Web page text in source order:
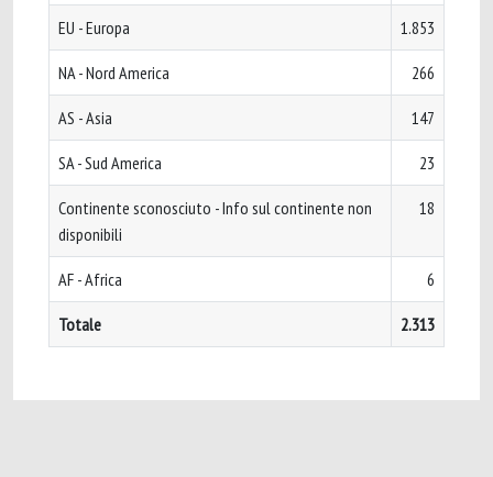
EU - Europa 1.853
NA - Nord America 266
AS - Asia 147
SA - Sud America 23
Continente sconosciuto - Info sul continente non
disponibili
18
AF - Africa 6
Totale 2.313